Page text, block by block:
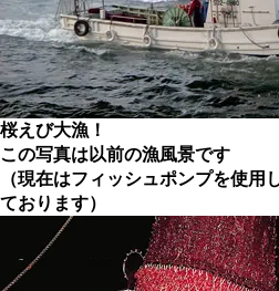
桜えび大漁！
この写真は以前の漁風景です
（現在はフィッシュポンプを使用
ております）